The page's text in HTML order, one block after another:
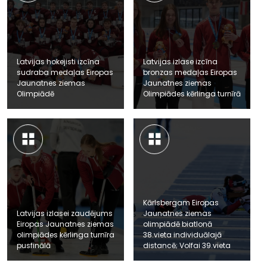
Latvijas hokejisti izcīna
sudraba medaļas Eiropas
Jaunatnes ziemas
Olimpiādē
Latvijas izlase izcīna
bronzas medaļas Eiropas
Jaunatnes ziemas
Olimpiādes kērlinga turnīrā
Latvijas izlasei zaudējums
Eiropas Jaunatnes ziemas
olimpiādes kērlinga turnīra
pusfinālā
Kārlsbergam Eiropas
Jaunatnes ziemas
olimpiādē biatlonā
38.vieta individuālajā
distancē; Volfai 39.vieta